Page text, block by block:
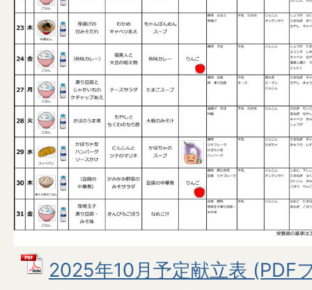
2025年10月予定献立表 (PDF